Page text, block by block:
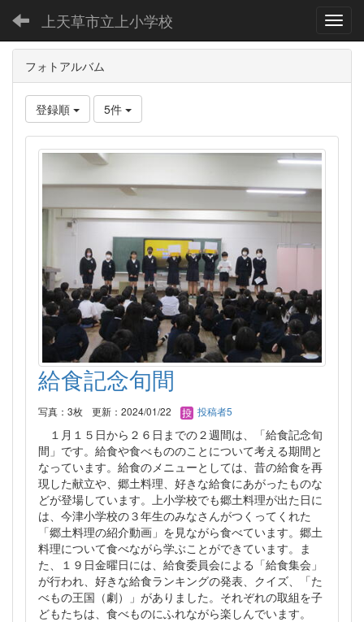
上天草市立上小学校
フォトアルバム
登録順 5件
給食記念旬間
写真：3枚 更新：2024/01/22 投稿者5
１月１５日から２６日までの２週間は、「給食記念旬
間」です。給食や食べもののことについて考える期間と
なっています。給食のメニューとしては、昔の給食を再
現した献立や、郷土料理、好きな給食にあがったものな
どが登場しています。上小学校でも郷土料理が出た日に
は、今津小学校の３年生のみなさんがつくってくれた
「郷土料理の紹介動画」を見ながら食べています。郷土
料理について食べながら学ぶことができています。ま
た、１９日金曜日には、給食委員会による「給食集会」
が行われ、好きな給食ランキングの発表、クイズ、「た
べもの王国（劇）」がありました。それぞれの取組を子
どもたちは、食べものにふれながら楽しんでいます。